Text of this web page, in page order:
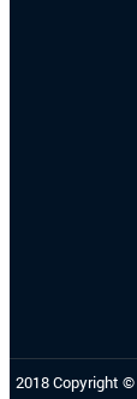
2018 Copyright